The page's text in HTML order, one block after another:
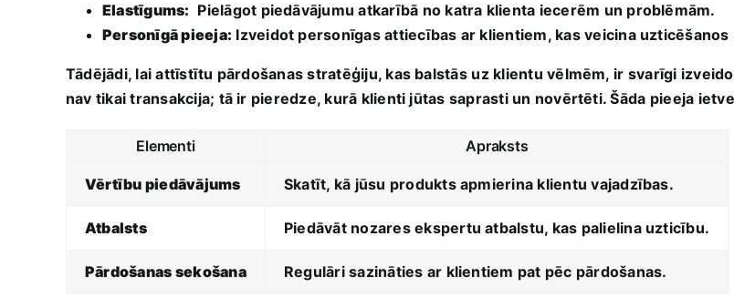
Elastīgums: ⁣ Pielāgot piedāvājumu atkarībā ​no katra klienta iecerēm un​ problēmām.
Personīgā pieeja: Izveidot personīgas attiecības ar klientiem, kas​ veicina uzticēšanos
Tādējādi, ​lai attīstītu pārdošanas stratēģiju, kas balstās⁣ uz klientu vēlmēm, ir⁢ svarīgi
nav​ tikai transakcija; tā ir​ pieredze,‍ kurā‍ klienti jūtas saprasti un novērtēti. Šāda ⁤pieeja
Elementi Apraksts
Vērtību piedāvājums Skatīt, kā jūsu produkts‌ apmierina klientu vajadzības.
Atbalsts Piedāvāt nozares ekspertu atbalstu, kas palielina uzticību.
Pārdošanas⁢ sekošana Regulāri sazināties ar klientiem pat‌ pēc ​pārdošanas.